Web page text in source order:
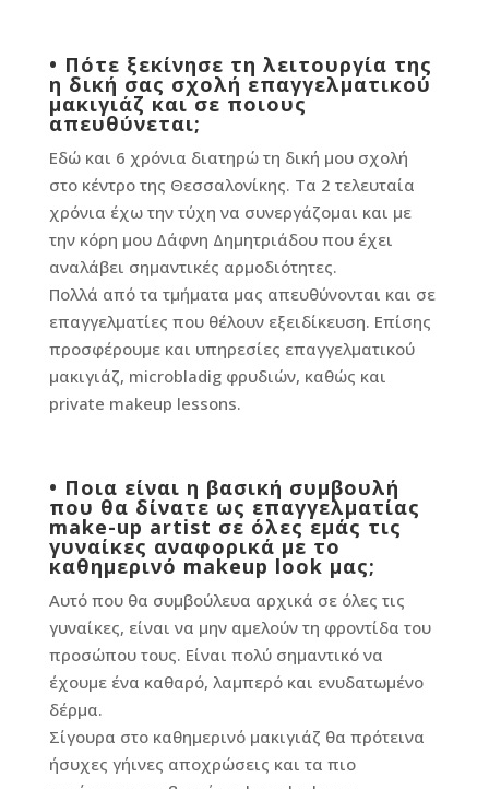
• Πότε ξεκίνησε τη λειτουργία της
η δική σας σχολή επαγγελματικού
μακιγιάζ και σε ποιους
απευθύνεται;
Εδώ και 6 χρόνια διατηρώ τη δική μου σχολή
στο κέντρο της Θεσσαλονίκης. Τα 2 τελευταία
χρόνια έχω την τύχη να συνεργάζομαι και με
την κόρη μου Δάφνη Δημητριάδου που έχει
αναλάβει σημαντικές αρμοδιότητες.
Πολλά από τα τμήματα μας απευθύνονται και σε
επαγγελματίες που θέλουν εξειδίκευση. Επίσης
προσφέρουμε και υπηρεσίες επαγγελματικού
μακιγιάζ, microbladig φρυδιών, καθώς και
private makeup lessons.
• Ποια είναι η βασική συμβουλή
που θα δίνατε ως επαγγελματίας
make-up artist σε όλες εμάς τις
γυναίκες αναφορικά με το
καθημερινό makeup look μας;
Αυτό που θα συμβούλευα αρχικά σε όλες τις
γυναίκες, είναι να μην αμελούν τη φροντίδα του
προσώπου τους. Είναι πολύ σημαντικό να
έχουμε ένα καθαρό, λαμπερό και ενυδατωμένο
δέρμα.
Σίγουρα στο καθημερινό μακιγιάζ θα πρότεινα
ήσυχες γήινες αποχρώσεις και τα πιο